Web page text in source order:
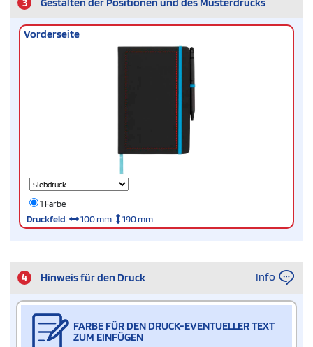
Vorderseite
1 Farbe
Druckfeld: 100 mm 190 mm
4 Hinweis für den Druck Info
FARBE FÜR DEN DRUCK-EVENTUELLER TEXT
ZUM EINFÜGEN